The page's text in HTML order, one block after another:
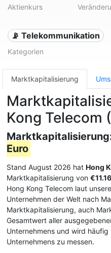
Aktienkurs
📡 Telekommunikation
Kategorien
Marktkapitalisierung
Kong Telecom
Euro
Stand August 2026 hat Hong
Marktkapitalisierung von
Hong Kong Telecom laut
Unternehmen der Welt nach
Marktkapitalisierung, auch
Gesamtwert aller
Unternehmens und wird
Unternehmens zu messen.